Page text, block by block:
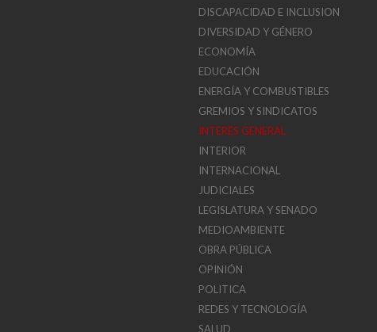
DISCAPACIDAD E INCLUSION
DIVERSIDAD Y GÉNERO
ECONOMÍA
EDUCACIÓN
ENERGÍA Y COMBUSTIBLES
GREMIOS Y SINDICATOS
INTERÉS GENERAL
INTERIOR
INTERNACIONAL
JUDICIALES
LEGISLATURA Y SENADO
MEDIOAMBIENTE
OBRA PÚBLICA
OPINIÓN
POLITICA
REDES Y TECNOLOGÍA
SALUD